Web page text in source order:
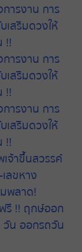
ารงาน การ
สริมดวงให้
!!
ารงาน การ
สริมดวงให้
!!
ารงาน การ
สริมดวงให้
!!
จ้าขึ้นสวรรค์
ลขหาง
พลาด!
รี !! ฤกษ์ออก
น ออกรถวัน